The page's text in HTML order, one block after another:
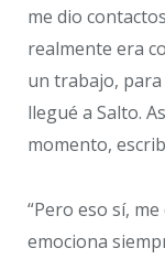
me dio
realmente era
un trabajo,
llegué a Salto.
momento,
“Pero eso sí,
emociona